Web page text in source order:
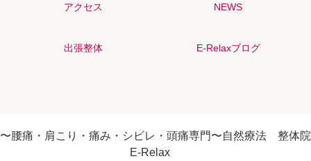
アクセス NEWS
出張整体 E-Relaxブログ
〜腰痛・肩こり・痛み・シビレ・頭痛専門〜自然療法 整体院
E-Relax